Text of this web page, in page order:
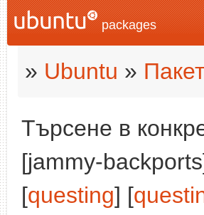
packages
» Ubuntu »
Търсене в
[jammy-
[questing] [